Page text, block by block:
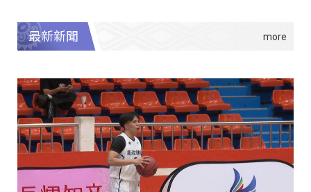
最新新聞